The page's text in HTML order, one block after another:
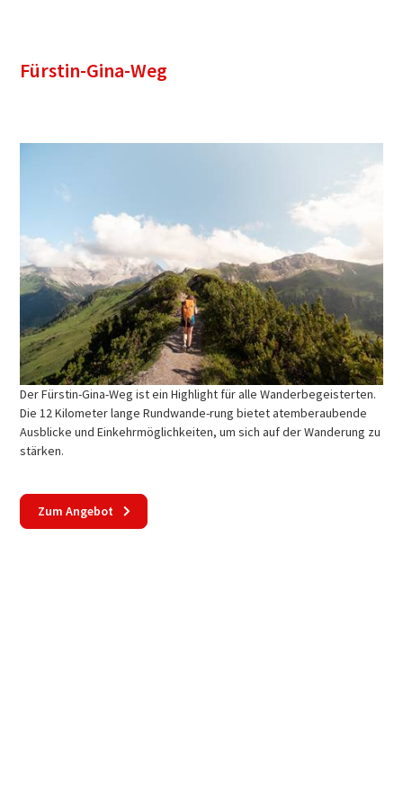
Fürstin-Gina-Weg
Der Fürstin-Gina-Weg ist ein Highlight für alle Wanderbegeisterten.
Die 12 Kilometer lange Rundwande-rung bietet atemberaubende
Ausblicke und Einkehrmöglichkeiten, um sich auf der Wanderung zu
stärken.
Zum Angebot